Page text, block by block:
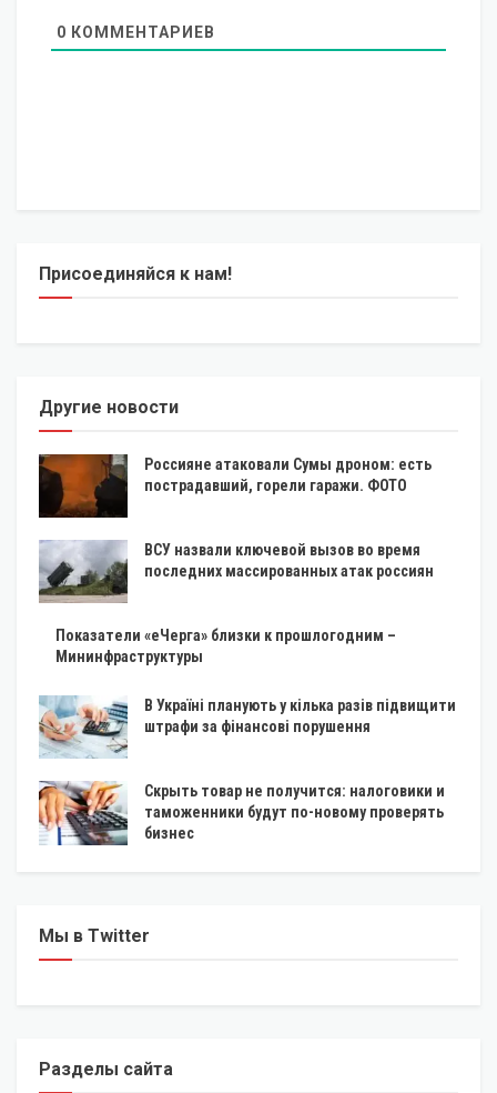
0 КОММЕНТАРИЕВ
Присоединяйся к нам!
Другие новости
Россияне атаковали Сумы дроном: есть
пострадавший, горели гаражи. ФОТО
ВСУ назвали ключевой вызов во время
последних массированных атак россиян
Показатели «еЧерга» близки к прошлогодним –
Мининфраструктуры
В Україні планують у кілька разів підвищити
штрафи за фінансові порушення
Скрыть товар не получится: налоговики и
таможенники будут по-новому проверять
бизнес
Мы в Twitter
Разделы сайта